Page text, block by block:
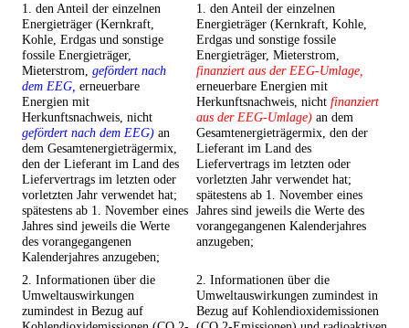
1. den Anteil der einzelnen
Energieträger (Kernkraft,
Kohle, Erdgas und sonstige
fossile Energieträger,
Mieterstrom, gefördert nach
dem EEG, erneuerbare
Energien mit
Herkunftsnachweis, nicht
gefördert nach dem EEG) an
dem Gesamtenergieträgermix,
den der Lieferant im Land des
Liefervertrags im letzten oder
vorletzten Jahr verwendet hat;
spätestens ab 1. November eines
Jahres sind jeweils die Werte
des vorangegangenen
Kalenderjahres anzugeben;
1. den Anteil der einzelnen
Energieträger (Kernkraft, Kohle,
Erdgas und sonstige fossile
Energieträger, Mieterstrom,
finanziert aus der EEG-Umlage,
erneuerbare Energien mit
Herkunftsnachweis, nicht finanziert
aus der EEG-Umlage) an dem
Gesamtenergieträgermix, den der
Lieferant im Land des
Liefervertrags im letzten oder
vorletzten Jahr verwendet hat;
spätestens ab 1. November eines
Jahres sind jeweils die Werte des
vorangegangenen Kalenderjahres
anzugeben;
2. Informationen über die
Umweltauswirkungen
zumindest in Bezug auf
2. Informationen über die
Umweltauswirkungen zumindest in
Bezug auf Kohlendioxidemissionen